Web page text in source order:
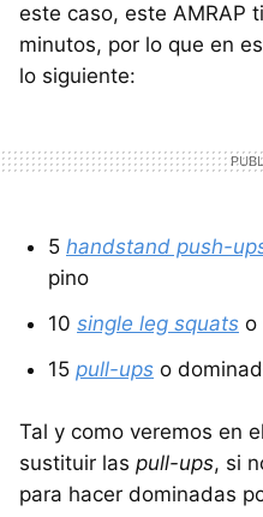
este caso, este AMRAP
minutos, por lo que en
lo siguiente:
5 handstand push-
pino
10 single leg squats o
15 pull-ups o
Tal y como veremos en
sustituir las pull-ups, si
para hacer dominadas